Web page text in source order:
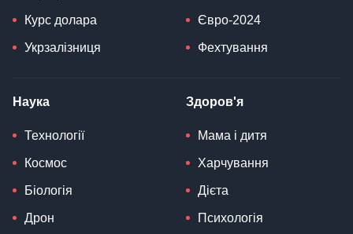
Курс долара
Укрзалізниця
Євро-2024
Фехтування
Наука
Технології
Космос
Біологія
Дрон
Здоров'я
Мама і дитя
Харчування
Дієта
Психологія